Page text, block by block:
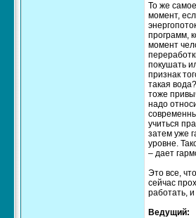
То же
момент,
программ,
момент
покушать
признак
такая
тоже
надо
учиться
затем уже
уровне.
– дает
Это все,
сейчас
работать,
Ведущий: